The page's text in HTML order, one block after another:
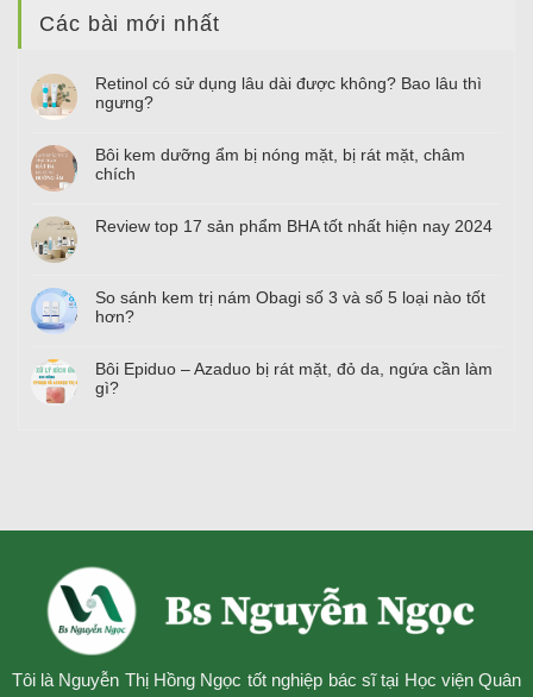
Các bài mới nhất
Retinol có sử dụng lâu dài được không? Bao lâu thì
ngưng?
Bôi kem dưỡng ẩm bị nóng mặt, bị rát mặt, châm
chích
Review top 17 sản phẩm BHA tốt nhất hiện nay 2024
So sánh kem trị nám Obagi số 3 và số 5 loại nào tốt
hơn?
Bôi Epiduo – Azaduo bị rát mặt, đỏ da, ngứa cần làm
gì?
Tôi là Nguyễn Thị Hồng Ngọc tốt nghiệp bác sĩ tại Học viện Quân